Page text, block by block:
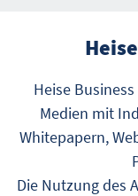
Heise
Medien mit
Whitepapern,
Die Nutzung des